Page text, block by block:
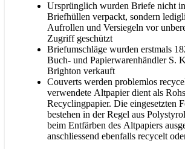
Ursprünglich wurden Briefe nicht in
Briefhüllen verpackt, sondern
Aufrollen und Versiegeln vor
Zugriff geschützt
Briefumschläge wurden erstmals
Buch- und Papierwarenhändler S.
Brighton verkauft
Couverts werden problemlos
verwendete Altpapier dient als
Recyclingpapier. Die eingesetzten
bestehen in der Regel aus
beim Entfärben des Altpapiers
anschliessend ebenfalls recycelt